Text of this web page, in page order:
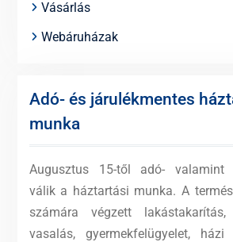
Vásárlás
Webáruházak
Adó- és járulékmentes
munka
Augusztus 15-től adó- valamint
válik a háztartási munka. A
számára végzett
vasalás, gyermekfelügyelet,